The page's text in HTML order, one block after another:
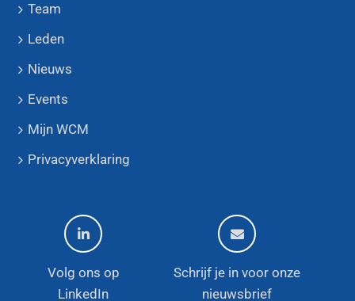
Team
Leden
Nieuws
Events
Mijn WCM
Privacyverklaring
Volg ons op
LinkedIn
Schrijf je in voor onze
nieuwsbrief